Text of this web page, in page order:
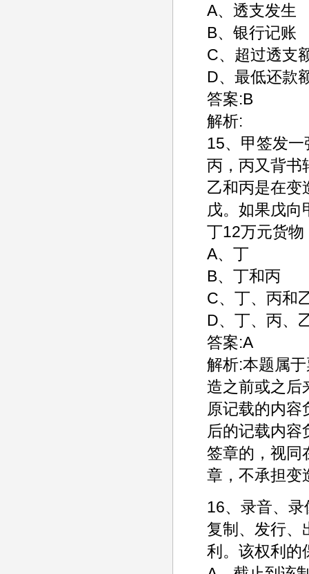
A、透支发生
B、银行记账
C、超过透支
D、最低还款
答案:B
解析:
15、甲签发
丙，丙又背书
乙和丙是在变
戊。如果戊
丁12万元货
A、丁
B、丁和丙
C、丁、丙和
D、丁、丙、
答案:A
解析:本题属
造之前或之后
原记载的内容
后的记载内容
签章的，视同
章，不承担变
16、录音、
复制、发行、
利。该权利的